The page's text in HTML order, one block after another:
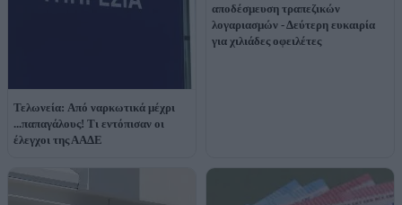
Τελωνεία: Aπό ναρκωτικά μέχρι
...παπαγάλους! Τι εντόπισαν οι
έλεγχοι της ΑΑΔΕ
αποδέσμευση τραπεζικών
λογαριασμών - Δεύτερη ευκαιρία
για χιλιάδες οφειλέτες